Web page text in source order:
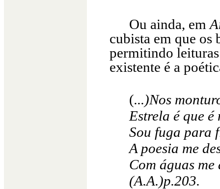
Ou ainda, em
cubista em que os
permitindo
existente é a
(...)Nos
Estrela é que
Sou fuga para
A poesia me
Com águas
(A.A.)p.203.